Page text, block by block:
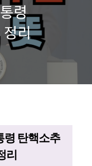
령
리
령 탄핵소추
리